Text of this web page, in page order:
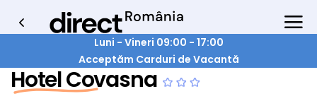
Luni - Vineri 09:00 - 17:00
Acceptăm Carduri de Vacantă
Hotel Covasna